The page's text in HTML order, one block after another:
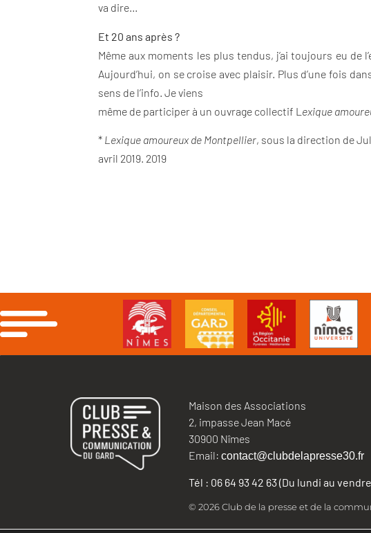
va dire…
Et 20 ans après ?
Même aux moments les plus tendus, j’ai toujours eu de
Aujourd’hui, on se croise avec plaisir. Plus d’une fois
sens de l’info. Je viens
même de participer à un ouvrage collectif L exique
* Lexique amoureux de Montpellier, sous la direction de
avril 2019. 2019
Maison des Associations
2, impasse Jean Macé
30900 Nîmes
Email: contact@clubdelapresse30.fr
Tél : 06 64 93 42 63 (Du lundi au
© 2026 Club de la presse et de la